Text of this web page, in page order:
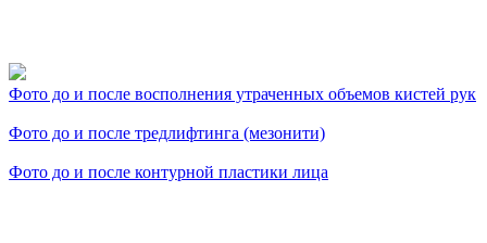
Фото до и после восполнения утраченных объемов кистей рук
Фото до и после тредлифтинга (мезонити)
Фото до и после контурной пластики лица